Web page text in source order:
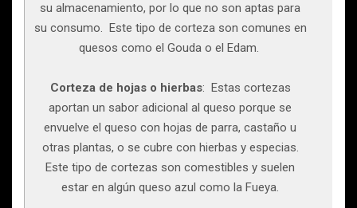
su almacenamiento, por lo que no son aptas para
su consumo. Este tipo de corteza son comunes en
quesos como el Gouda o el Edam.
Corteza de hojas o hierbas: Estas cortezas
aportan un sabor adicional al queso porque se
envuelve el queso con hojas de parra, castaño u
otras plantas, o se cubre con hierbas y especias.
Este tipo de cortezas son comestibles y suelen
estar en algún queso azul como la Fueya.